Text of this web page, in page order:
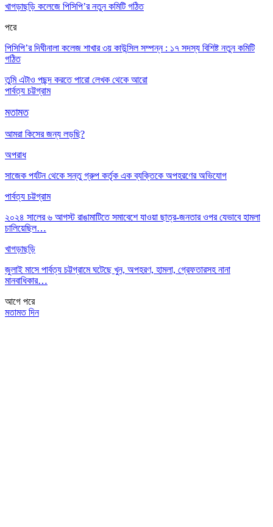
খাগড়াছড়ি কলেজে পিসিপি’র নতুন কমিটি গঠিত
পরে
পিসিপি’র দিঘীনালা কলেজ শাখার ৩য় কাউন্সিল সম্পন্ন : ১৭ সদস্য বিশিষ্ট নতুন কমিটি
গঠিত
তুমি এটাও পছন্দ করতে পারো লেখক থেকে আরো
পার্বত্য চট্টগ্রাম
মতামত
আমরা কিসের জন্য লড়ছি?
অপরাধ
সাজেক পর্যটন থেকে সন্তু গ্রুপ কর্তৃক এক ব্যক্তিকে অপহরণের অভিযোগ
পার্বত্য চট্টগ্রাম
২০২৪ সালের ৬ আগস্ট রাঙামাটিতে সমাবেশে যাওয়া ছাত্র-জনতার ওপর যেভাবে হামলা
চালিয়েছিল…
খাগড়াছড়ি
জুলাই মাসে পার্বত্য চট্টগ্রামে ঘটেছে খুন, অপহরণ, হামলা, গ্রেফতারসহ নানা
মানবাধিকার…
আগে পরে
মতামত দিন